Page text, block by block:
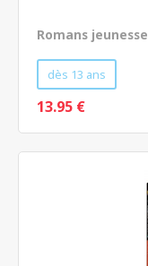
Romans jeunesse
dès 13 ans
13.95 €